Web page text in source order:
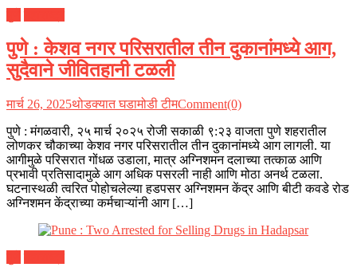
पुणे : केशव नगर परिसरातील तीन दुकानांमध्ये आग,
सुदैवाने जीवितहानी टळली
मार्च 26, 2025थोडक्यात घडामोडी टीमComment(0)
पुणे : मंगळवारी, २५ मार्च २०२५ रोजी सकाळी ९:२३ वाजता पुणे शहरातील
लोणकर चौकाच्या केशव नगर परिसरातील तीन दुकानांमध्ये आग लागली. या
आगीमुळे परिसरात गोंधळ उडाला, मात्र अग्निशमन दलाच्या तत्काळ आणि
प्रभावी प्रतिसादामुळे आग अधिक पसरली नाही आणि मोठा अनर्थ टळला.
घटनास्थळी त्वरित पोहोचलेल्या हडपसर अग्निशमन केंद्र आणि बीटी कवडे रोड
अग्निशमन केंद्राच्या कर्मचाऱ्यांनी आग […]